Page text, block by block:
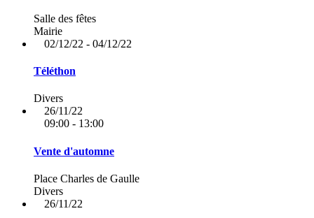
Salle des fêtes
Mairie
02/12/22 - 04/12/22
Téléthon
Divers
26/11/22
09:00 - 13:00
Vente d'automne
Place Charles de Gaulle
Divers
26/11/22